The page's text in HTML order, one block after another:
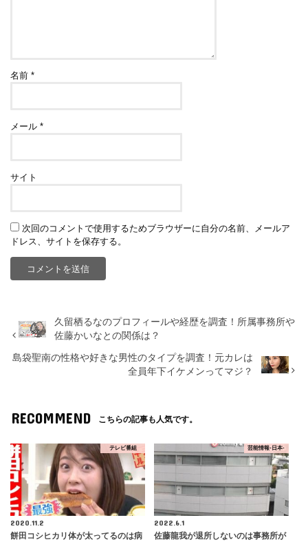
名前*
メール*
サイト
次回のコメントで使用するためブラウザーに自分の名前、メールア
ドレス、サイトを保存する。
久留栖るなのプロフィールや経歴を調査！所属事務所や
佐藤かいなとの関係は？
島袋聖南の性格や好きな男性のタイプを調査！元カレは
全員年下イケメンってマジ？
RECOMMEND こちらの記事も人気です。
テレビ番組
2020.11.2
餅田コシヒカリ体が太ってるのは病
芸能情報-日本-
2022.6.1
佐藤龍我が退所しないのは事務所が